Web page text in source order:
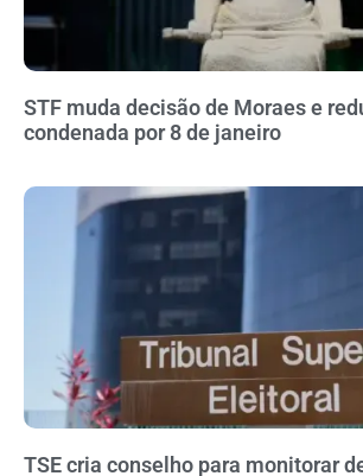
STF muda decisão de Moraes e
condenada por 8 de janeiro
TSE cria conselho para monitorar